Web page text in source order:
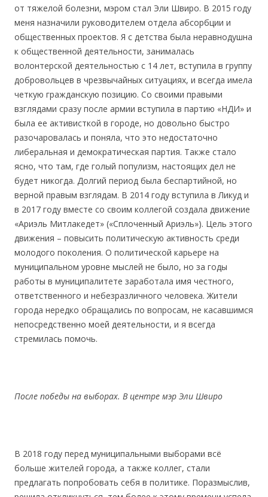
от тяжелой болезни, мэром стал Эли Швиро. В 2015 году
меня назначили руководителем отдела абсорбции и
общественных проектов. Я с детства была неравнодушна
к общественной деятельности, занималась
волонтерской деятельностью с 14 лет, вступила в группу
добровольцев в чрезвычайных ситуациях, и всегда имела
четкую гражданскую позицию. Со своими правыми
взглядами сразу после армии вступила в партию «НДИ» и
была ее активисткой в городе, но довольно быстро
разочаровалась и поняла, что это недостаточно
либеральная и демократическая партия. Также стало
ясно, что там, где голый популизм, настоящих дел не
будет никогда. Долгий период была беспартийной, но
верной правым взглядам. В 2014 году вступила в Ликуд и
в 2017 году вместе со своим коллегой создала движение
«Ариэль Митлакедет» («Сплоченный Ариэль»). Цель этого
движения – повысить политическую активность среди
молодого поколения. О политической карьере на
муниципальном уровне мыслей не было, но за годы
работы в муниципалитете заработала имя честного,
ответственного и небезразличного человека. Жители
города нередко обращались по вопросам, не касавшимся
непосредственно моей деятельности, и я всегда
стремилась помочь.
После победы на выборах. В центре мэр Эли Швиро
В 2018 году перед муниципальными выборами всё
больше жителей города, а также коллег, стали
предлагать попробовать себя в политике. Поразмыслив,